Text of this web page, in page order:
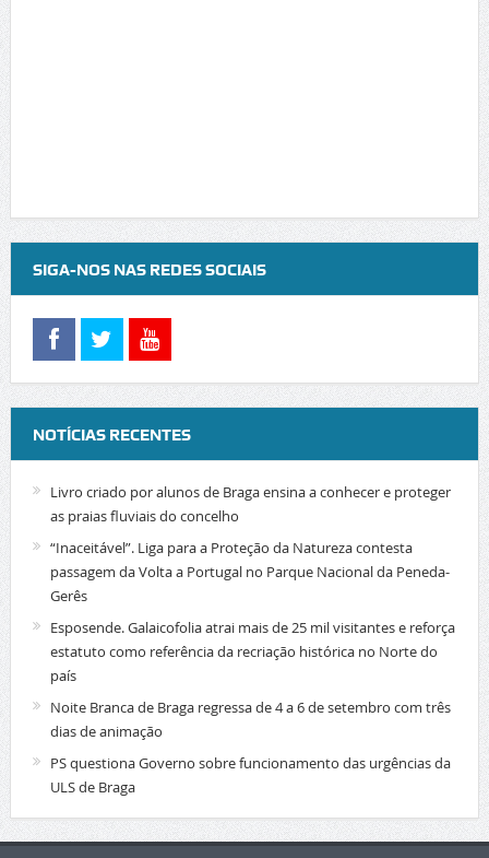
SIGA-NOS NAS REDES SOCIAIS
NOTÍCIAS RECENTES
Livro criado por alunos de Braga ensina a conhecer e proteger
as praias fluviais do concelho
“Inaceitável”. Liga para a Proteção da Natureza contesta
passagem da Volta a Portugal no Parque Nacional da Peneda-
Gerês
Esposende. Galaicofolia atrai mais de 25 mil visitantes e reforça
estatuto como referência da recriação histórica no Norte do
país
Noite Branca de Braga regressa de 4 a 6 de setembro com três
dias de animação
PS questiona Governo sobre funcionamento das urgências da
ULS de Braga